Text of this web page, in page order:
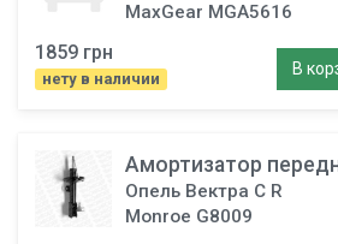
MaxGear MGA5616
1859 грн
нету в наличии
В
Амортизатор
Опель Вектра C R
Monroe G8009